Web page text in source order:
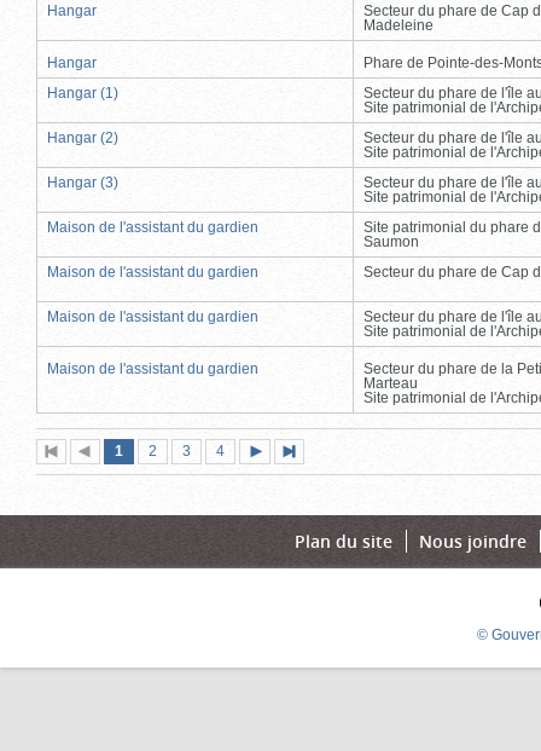
Hangar
Secteur du phare de Cap
Madeleine
Hangar
Phare de Pointe-des-
Hangar (1)
Secteur du phare de l'île
Site patrimonial de
Hangar (2)
Secteur du phare de l'île
Site patrimonial de
Hangar (3)
Secteur du phare de l'île
Site patrimonial de
Maison de l'assistant du gardien
Site patrimonial du phare
Saumon
Maison de l'assistant du gardien
Secteur du phare de Cap
Maison de l'assistant du gardien
Secteur du phare de l'île
Site patrimonial de
Maison de l'assistant du gardien
Secteur du phare de la
Marteau
Site patrimonial de
Première
page
Page
précédente
Page
1 (page
actuelle)
Page
2 Page
3 Page
4
suivante
page
Plan du site Nous joindre
©